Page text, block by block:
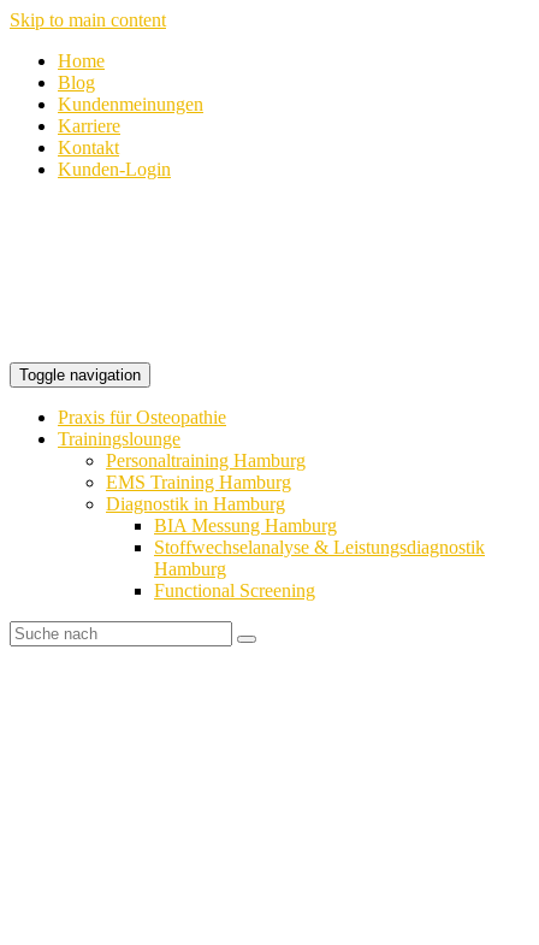
Skip to main content
Home
Blog
Kundenmeinungen
Karriere
Kontakt
Kunden-Login
Toggle navigation
Praxis für Osteopathie
Trainingslounge
Personaltraining Hamburg
EMS Training Hamburg
Diagnostik in Hamburg
BIA Messung Hamburg
Stoffwechselanalyse & Leistungsdiagnostik
Hamburg
Functional Screening